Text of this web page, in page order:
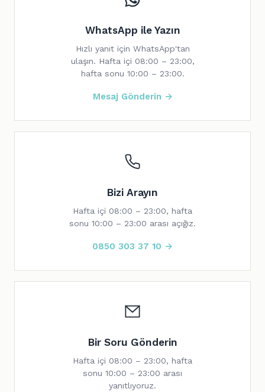
WhatsApp ile Yazın
Hızlı yanıt için WhatsApp'tan
ulaşın. Hafta içi 08:00 – 23:00,
hafta sonu 10:00 – 23:00.
Mesaj Gönderin →
Bizi Arayın
Hafta içi 08:00 – 23:00, hafta
sonu 10:00 – 23:00 arası açığız.
0850 303 37 10 →
Bir Soru Gönderin
Hafta içi 08:00 – 23:00, hafta
sonu 10:00 – 23:00 arası
yanıtlıyoruz.